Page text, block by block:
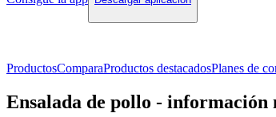
ProductosComparaProductos destacadosPlanes de
Ensalada de pollo - información